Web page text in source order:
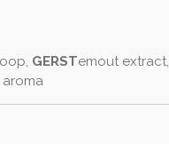
GERSTemout extract,